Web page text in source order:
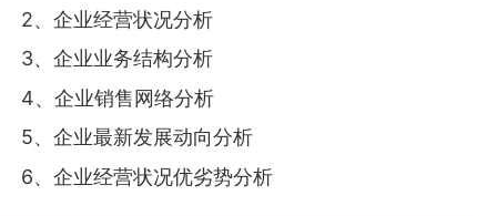
2、企业经营状况分析
3、企业业务结构分析
4、企业销售网络分析
5、企业最新发展动向分析
6、企业经营状况优劣势分析